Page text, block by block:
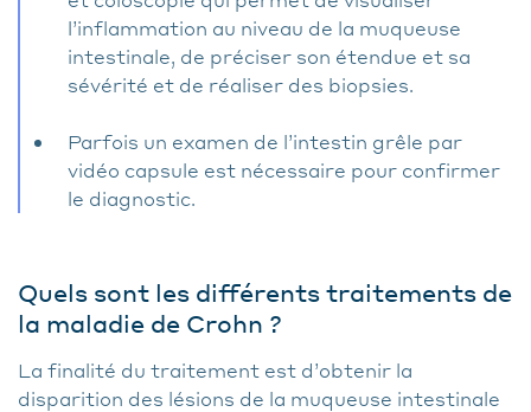
l’inflammation au niveau de la muqueuse
intestinale, de préciser son étendue et sa
sévérité et de réaliser des biopsies.
Parfois un examen de l’intestin grêle par
vidéo capsule est nécessaire pour confirmer
le diagnostic.
Quels sont les différents traitements de
la maladie de Crohn ?
La finalité du traitement est d’obtenir la
disparition des lésions de la muqueuse intestinale